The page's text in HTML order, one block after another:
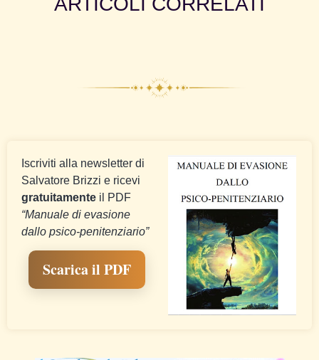
Iscriviti alla newsletter di
Salvatore Brizzi e ricevi
gratuitamente il PDF
“Manuale di evasione
dallo psico-penitenziario”
Scarica il PDF